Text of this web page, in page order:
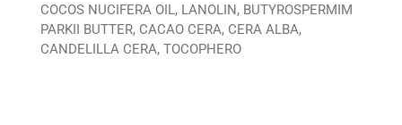
COCOS NUCIFERA OIL, LANOLIN, BUTYROSPERMIM
PARKII BUTTER, CACAO CERA, CERA ALBA,
CANDELILLA CERA, TOCOPHERO